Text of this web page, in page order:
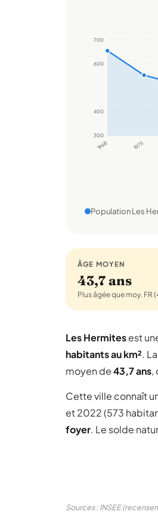
300
400
600
700
1968 1975
Population Les
ÂGE MOYEN
43,7 ans
Plus âgée que moy. FR
Les Hermitesest
habitants au km².
moyen de43,7 ans,
Cette ville connaît
et 2022 (573
foyer. Le solde
Sources : INSEE